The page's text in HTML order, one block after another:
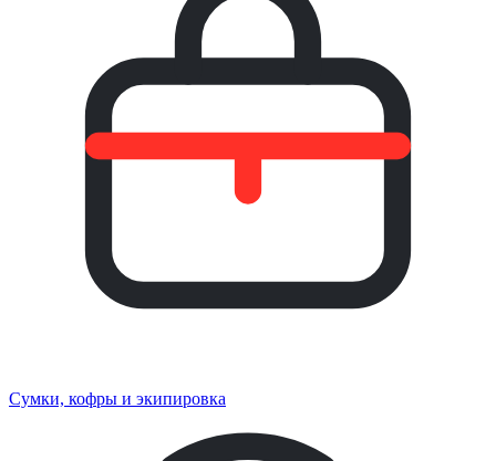
Сумки, кофры и экипировка